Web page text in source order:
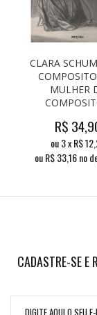
CLARA
MULHER
R$
ou3x R$
ou R$33,16 no
CADASTRE-SE E